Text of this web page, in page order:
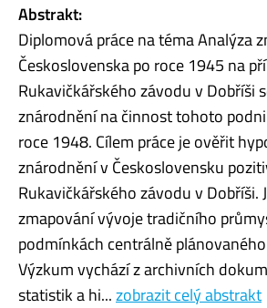
Abstrakt:
Diplomová práce na téma Analýza
Československa po roce 1945 na
Rukavičkářského závodu v Dobříši
znárodnění na činnost tohoto
roce 1948. Cílem práce je ověřit
znárodnění v Československu
Rukavičkářského závodu v Dobříši.
zmapování vývoje tradičního
podmínkách centrálně
Výzkum vychází z archivních
statistik a hi...zobrazit celý abstrakt